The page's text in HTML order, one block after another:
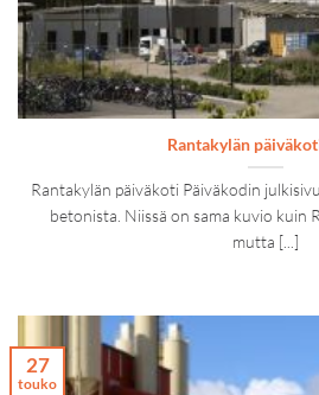
Rantakylän
Rantakylän päiväkoti Päiväkodin
betonista. Niissä on sama kuvio kuin
mutta [...]
27
touko